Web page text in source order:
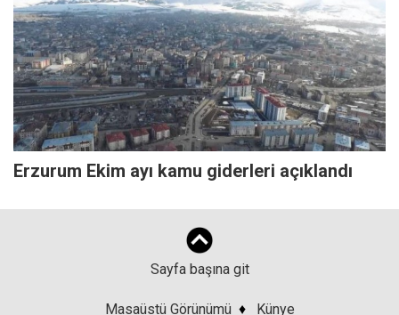
Erzurum Ekim ayı kamu giderleri açıklandı
Sayfa başına git
Masaüstü Görünümü ♦ Künye